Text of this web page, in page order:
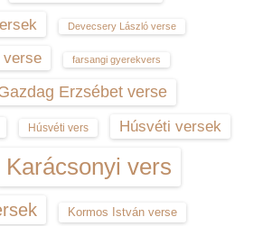
Devecsery László verse
verse farsangi gyerekvers
Erzsébet verse
Húsvéti vers Húsvéti versek
Karácsonyi vers
Kormos István verse